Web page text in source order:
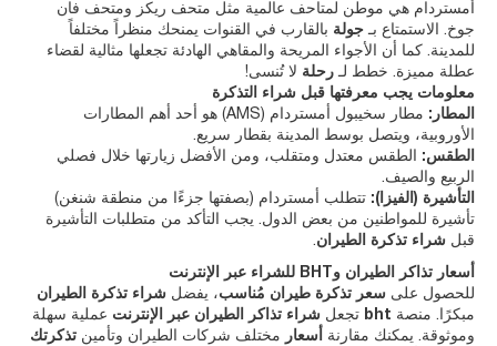
أمستردام هي موطن لمتاحف عالمية مثل متحف ريكز ومتحف فان
جوخ. الاستمتاع بـ جولة بالقارب في القنوات يمنحك منظراً مختلفاً
للمدينة. كما أن الأجواء المريحة والمقاهي الهادئة تجعلها مثالية لقضاء
عطلة مميزة. خطط لـ رحلة لا تُنسى!
معلومات يجب معرفتها قبل شراء التذكرة
المطار:
مطار سخيبول أمستردام (AMS) هو أحد أهم المطارات
الأوروبية، ويتصل بوسط المدينة بقطار سريع.
الطقس: الطقس معتدل ومتقلب، ومن الأفضل زيارتها خلال فصلي
الربيع والصيف.
التأشيرة (الفيزا): تتطلب أمستردام (بصفتها جزءًا من منطقة شنغن)
تأشيرة للمواطنين من بعض الدول. يجب التأكد من متطلبات التأشيرة
قبل شراء تذكرة الطيران.
أسعار تذاكر الطيران وBHT للشراء عبر الإنترنت
للحصول على سعر تذكرة طيران مُناسب، يفضل شراء تذكرة الطيران
مبكرًا. منصة bht تجعل شراء تذاكر الطيران عبر الإنترنت عملية سهلة
وموثوقة. يمكنك مقارنة
أسعار مختلف شركات الطيران وتأمين تذكرتك